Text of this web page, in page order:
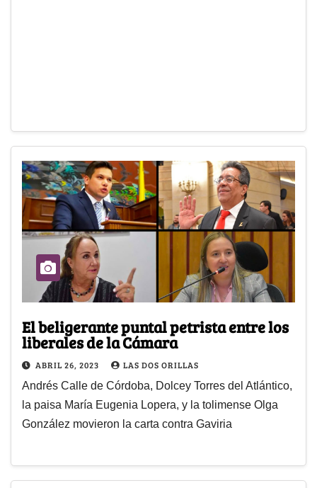
El beligerante puntal petrista entre los
liberales de la Cámara
ABRIL 26, 2023 LAS DOS ORILLAS
Andrés Calle de Córdoba, Dolcey Torres del Atlántico,
la paisa María Eugenia Lopera, y la tolimense Olga
González movieron la carta contra Gaviria